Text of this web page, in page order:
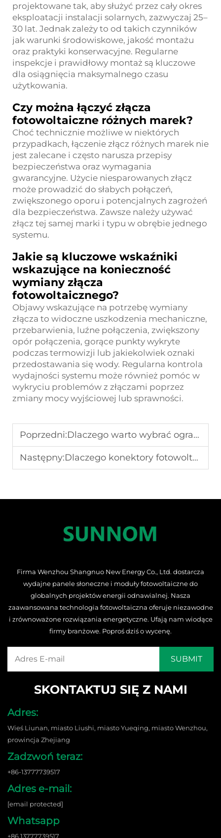
projektowane tak, aby służyć przez cały okres
eksploatacji instalacji solarnych, zazwyczaj 25–
30 lat. Jednak zależy to od takich czynników
jak warunki środowiskowe, jakość montażu
oraz praktyki konserwacyjne. Regularne
inspekcje i prawidłowy montaż są kluczowe
dla osiągnięcia maksymalnego czasu
użytkowania.
Czy można łączyć złącza
fotowoltaiczne różnych marek?
Choć technicznie możliwe w niektórych
przypadkach, łączenie złącz różnych marek nie
jest zalecane i często narusza przepisy
bezpieczeństwa oraz wymagania
gwarancyjne. Użycie niesparowanych złącz
może prowadzić do słabych połączeń,
zwiększonego oporu i potencjalnych zagrożeń
dla bezpieczeństwa. Zawsze należy używać
złącz tej samej marki i typu w obrębie jednego
systemu.
Jakie są kluczowe wskaźniki
wskazujące na konieczność
wymiany złącza
fotowoltaicznego?
Objawy wskazujące na potrzebę wymiany
złącza to widoczne uszkodzenia mechaniczne,
przebarwienia, luźne połączenia, zwiększony
opór połączenia, gorące punkty wykryte
podczas termowizji lub jakiekolwiek oznaki
przedostawania się wody. Regularna kontrola
wydajności systemu może również pomóc w
wykryciu problemów z złączami poprzez
zmiany mocy wyjściowej lub sprawności.
Poprzedni:Dlaczego warto wybrać ogranicznik przepięć do systemów elektrycznych?
Następny:Dlaczego konektory fotowoltaiczne są kluczem do wydajności?
Firma Wenzhou Shangnuo New Energy Co., Ltd. dostarcza
wydajne panele słoneczne i moduły fotowoltaiczne do
globalnych projektów energii odnawialnej. Nasza
zaawansowana technologia fotowoltaiczna oferuje niezawodne
i zrównoważone rozwiązania energetyczne. Ufają nam wiodące
firmy branżowe. Poproś dziś o wycenę.
SKONTAKTUJ SIĘ Z NAMI
Adres:
Wieś Liunan, miasto Liushi, miasto Yueqing, miasto Wenzhou,
prowincja Zhejiang
Zadzwoń teraz:
+86-13777739517
Adres e-mail:
[email protected]
Whatsapp
+86 13777739517